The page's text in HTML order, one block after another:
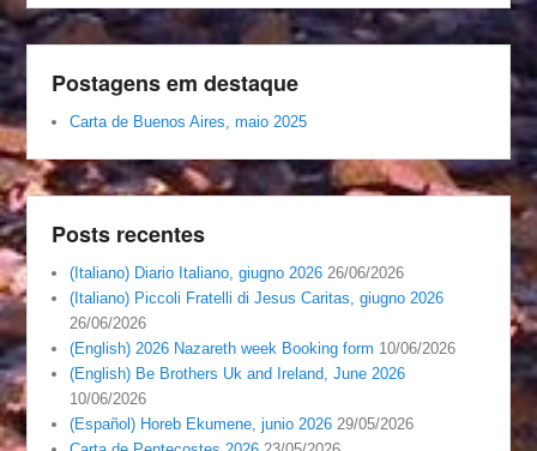
Postagens em destaque
Carta de Buenos Aires, maio 2025
Posts recentes
(Italiano) Diario Italiano, giugno 2026 26/06/2026
(Italiano) Piccoli Fratelli di Jesus Caritas, giugno 2026
26/06/2026
(English) 2026 Nazareth week Booking form 10/06/2026
(English) Be Brothers Uk and Ireland, June 2026
10/06/2026
(Español) Horeb Ekumene, junio 2026 29/05/2026